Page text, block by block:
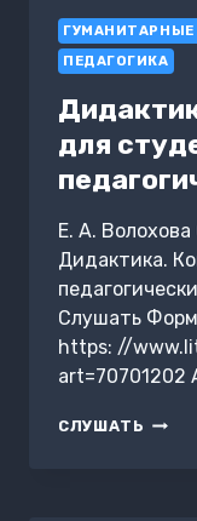
ПЕДАГОГИКА
для
Е. А.
Дидактика.
Слушать
https: //
art=70701202
СЛУШАТЬ